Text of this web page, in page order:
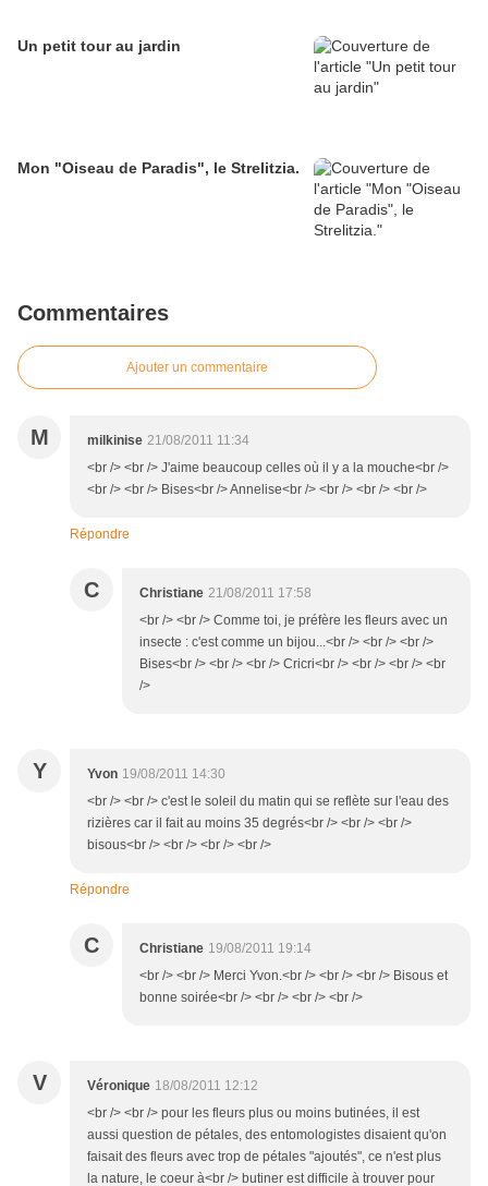
Un petit tour au jardin
Mon "Oiseau de Paradis", le Strelitzia.
Commentaires
Ajouter un commentaire
M milkinise 21/08/2011 11:34
<br /> <br /> J'aime beaucoup celles où il y a la mouche<br />
<br /> <br /> Bises<br /> Annelise<br /> <br /> <br /> <br />
Répondre
C Christiane 21/08/2011 17:58
<br /> <br /> Comme toi, je préfère les fleurs avec un
insecte : c'est comme un bijou...<br /> <br /> <br />
Bises<br /> <br /> <br /> Cricri<br /> <br /> <br /> <br
/>
Y Yvon 19/08/2011 14:30
<br /> <br /> c'est le soleil du matin qui se reflète sur l'eau des
rizières car il fait au moins 35 degrés<br /> <br /> <br />
bisous<br /> <br /> <br /> <br />
Répondre
C Christiane 19/08/2011 19:14
<br /> <br /> Merci Yvon.<br /> <br /> <br /> Bisous et
bonne soirée<br /> <br /> <br /> <br />
V Véronique 18/08/2011 12:12
<br /> <br /> pour les fleurs plus ou moins butinées, il est
aussi question de pétales, des entomologistes disaient qu'on
faisait des fleurs avec trop de pétales "ajoutés", ce n'est plus
la nature, le coeur à<br /> butiner est difficile à trouver pour